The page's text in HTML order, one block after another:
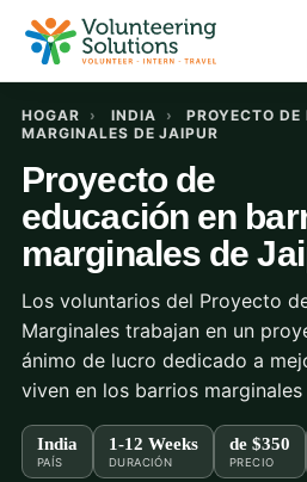
HOGAR › INDIA ›
PROYECTO
MARGINALES DE JAIPUR
Proyecto de
educación en
marginales de
Los voluntarios del Proyecto
Marginales trabajan en un
ánimo de lucro dedicado a
viven en los barrios
India
PAÍS
1-12 Weeks
DURACIÓN
de $350
PRECIO